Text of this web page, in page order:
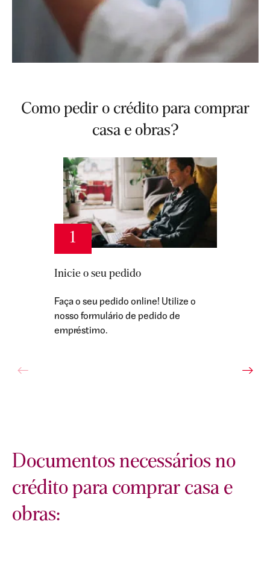
Como pedir o crédito para comprar
casa e obras?
1
Inicie o seu pedido
Faça o seu pedido online! Utilize o
nosso formulário de pedido de
empréstimo.
Documentos necessários no
crédito para comprar casa e
obras: